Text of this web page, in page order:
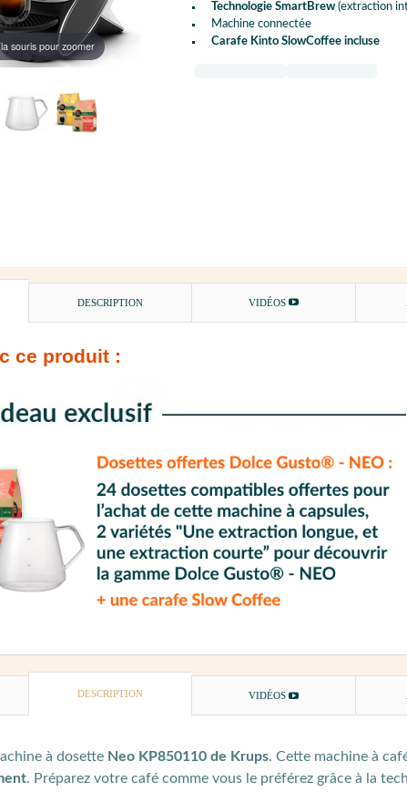
souris pour zoomer
Technologie SmartBrew(extraction
Machine connectée
Carafe Kinto SlowCoffee incluse
DESCRIPTION VIDÉOS
ce produit :
DESCRIPTION VIDÉOS
à dosette Neo KP850110 de Krups. Cette machine à
. Préparez votre café comme vous le préférez grâce à la